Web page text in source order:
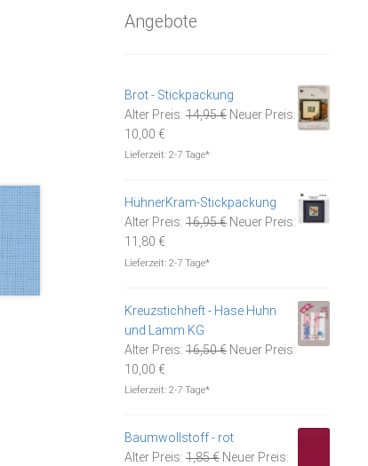
Angebote
Brot - Stickpackung
Alter Preis: 14,95€ Ursprünglicher
Neuer Preis:
10,00 €Aktueller
Preis
Lieferzeit:2-7 Tage*
HühnerKram-Stickpackung
Alter Preis: 16,95€ Ursprünglicher
Neuer Preis:
11,80 €Aktueller
Preis
Lieferzeit:2-7 Tage*
Kreuzstichheft - Hase Huhn
und Lamm KG
Alter Preis: 16,50€ Ursprünglicher
Neuer Preis:
10,00 €Aktueller
Preis
Lieferzeit:2-7 Tage*
Baumwollstoff - rot
Alter Preis: 1,85€ Ursprünglicher
Neuer Preis: